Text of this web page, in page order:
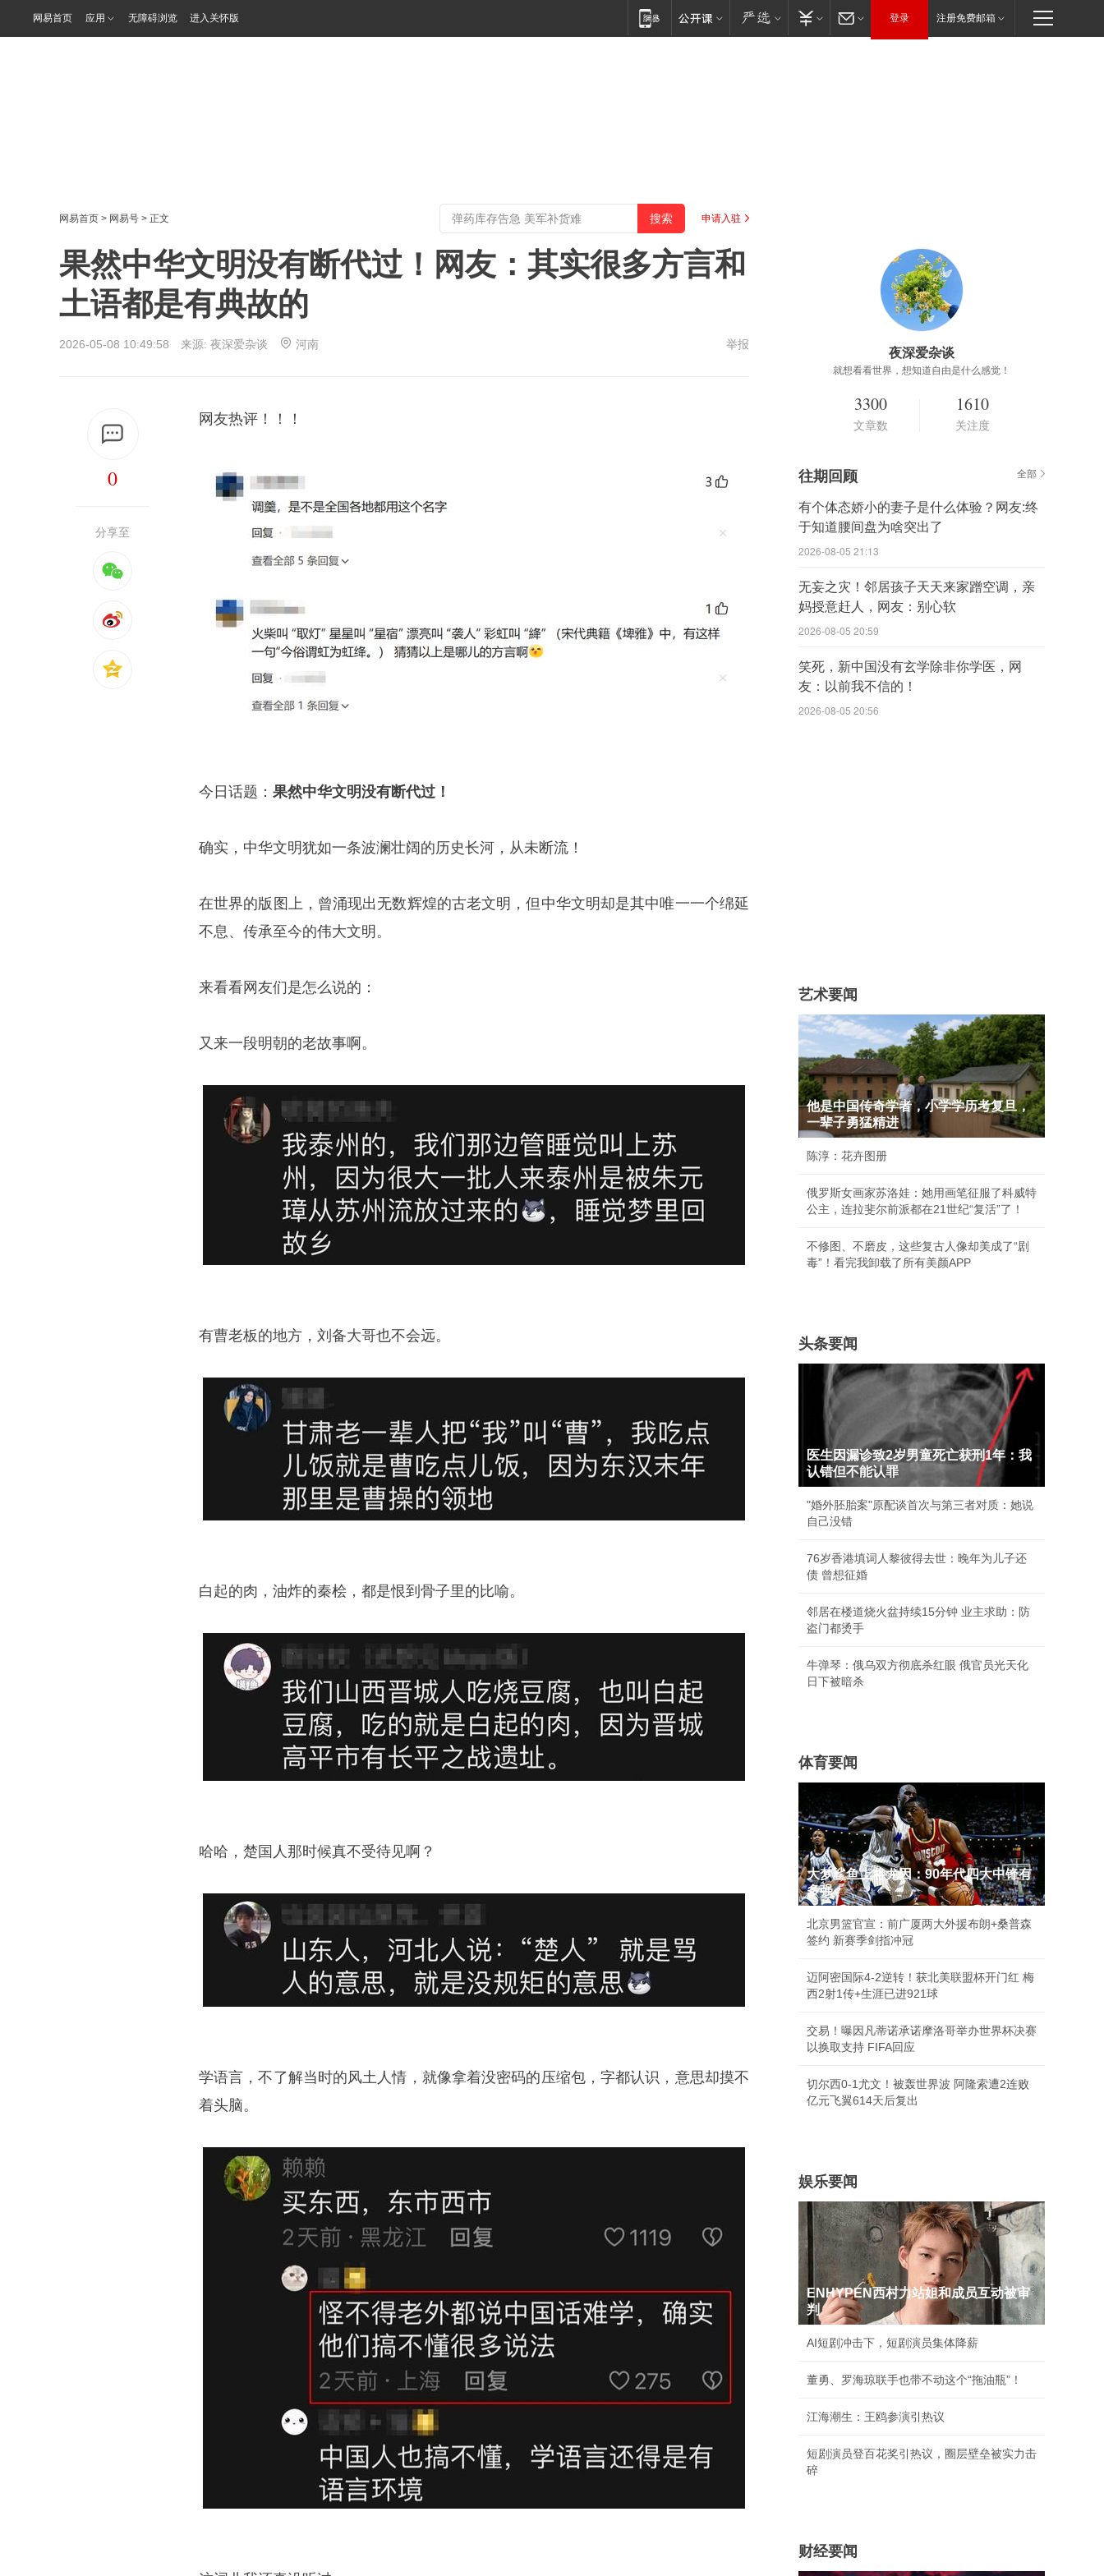
网易首页 应用 无障碍浏览 进入关怀版 登录 注册免费邮箱
网易首页 > 网易号 > 正文 申请入驻
果然中华文明没有断代过！网友：其实很多方言和
土语都是有典故的
2026-05-08 10:49:58 来源: 夜深爱杂谈 河南 举报
0
分享至
网友热评！！！
今日话题： 果然中华文明没有断代过！
确实，中华文明犹如一条波澜壮阔的历史长河，从未断流！
在世界的版图上，曾涌现出无数辉煌的古老文明，但中华文明却是其中唯一一个绵延
不息、传承至今的伟大文明。
来看看网友们是怎么说的：
又来一段明朝的老故事啊。
有曹老板的地方，刘备大哥也不会远。
白起的肉，油炸的秦桧，都是恨到骨子里的比喻。
哈哈，楚国人那时候真不受待见啊？
学语言，不了解当时的风土人情，就像拿着没密码的压缩包，字都认识，意思却摸不
着头脑。
夜深爱杂谈
就想看看世界，想知道自由是什么感觉！
3300
文章数
1610
关注度
往期回顾 全部
有个体态娇小的妻子是什么体验？网友:终
于知道腰间盘为啥突出了
2026-08-05 21:13
无妄之灾！邻居孩子天天来家蹭空调，亲
妈授意赶人，网友：别心软
2026-08-05 20:59
笑死，新中国没有玄学除非你学医，网
友：以前我不信的！
2026-08-05 20:56
艺术要闻
他是中国传奇学者，小学学历考复旦，
一辈子勇猛精进
陈淳：花卉图册
俄罗斯女画家苏洛娃：她用画笔征服了科威特
公主，连拉斐尔前派都在21世纪“复活”了！
不修图、不磨皮，这些复古人像却美成了“剧
毒”！看完我卸载了所有美颜APP
头条要闻
医生因漏诊致2岁男童死亡获刑1年：我
认错但不能认罪
"婚外胚胎案"原配谈首次与第三者对质：她说
自己没错
76岁香港填词人黎彼得去世：晚年为儿子还
债 曾想征婚
邻居在楼道烧火盆持续15分钟 业主求助：防
盗门都烫手
牛弹琴：俄乌双方彻底杀红眼 俄官员光天化
日下被暗杀
体育要闻
大梦鲨鱼上将尤因：90年代四大中锋有
多强
北京男篮官宣：前广厦两大外援布朗+桑普森
签约 新赛季剑指冲冠
迈阿密国际4-2逆转！获北美联盟杯开门红 梅
西2射1传+生涯已进921球
交易！曝因凡蒂诺承诺摩洛哥举办世界杯决赛
以换取支持 FIFA回应
切尔西0-1尤文！被轰世界波 阿隆索遭2连败
亿元飞翼614天后复出
娱乐要闻
ENHYPEN西村力站姐和成员互动被审
判
AI短剧冲击下，短剧演员集体降薪
董勇、罗海琼联手也带不动这个“拖油瓶”！
江海潮生：王鸥参演引热议
短剧演员登百花奖引热议，圈层壁垒被实力击
碎
财经要闻